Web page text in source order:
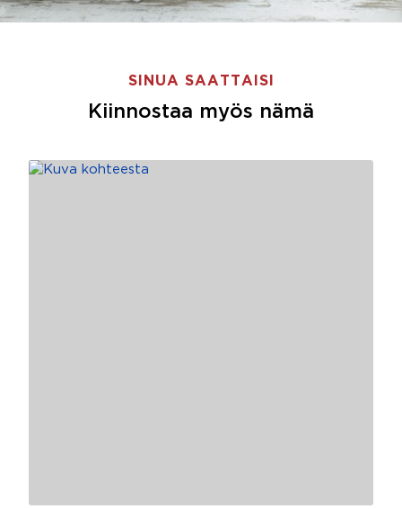
SINUA SAATTAISI
Kiinnostaa myös nämä